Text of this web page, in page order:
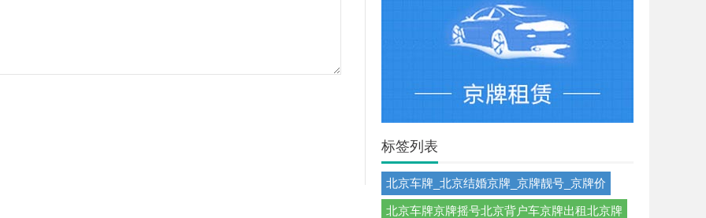
标签列表
北京车牌_北京结婚京牌_京牌靓号_京牌价
北京车牌京牌摇号北京背户车京牌出租北京牌